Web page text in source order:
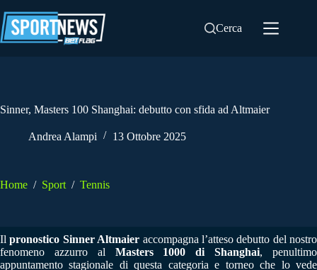
al
contenuto
Cerca
Sinner, Masters 100 Shanghai: debutto con sfida ad Altmaier
Andrea Alampi 13 Ottobre 2025
Home / Sport / Tennis
Ilpronostico Sinner Altmaier accompagna l’atteso debutto del nostro
fenomeno azzurro al Masters 1000 di Shanghai, penultimo
appuntamento stagionale di questa categoria e torneo che lo vede